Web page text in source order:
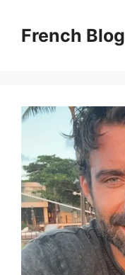
contentFrench Blog